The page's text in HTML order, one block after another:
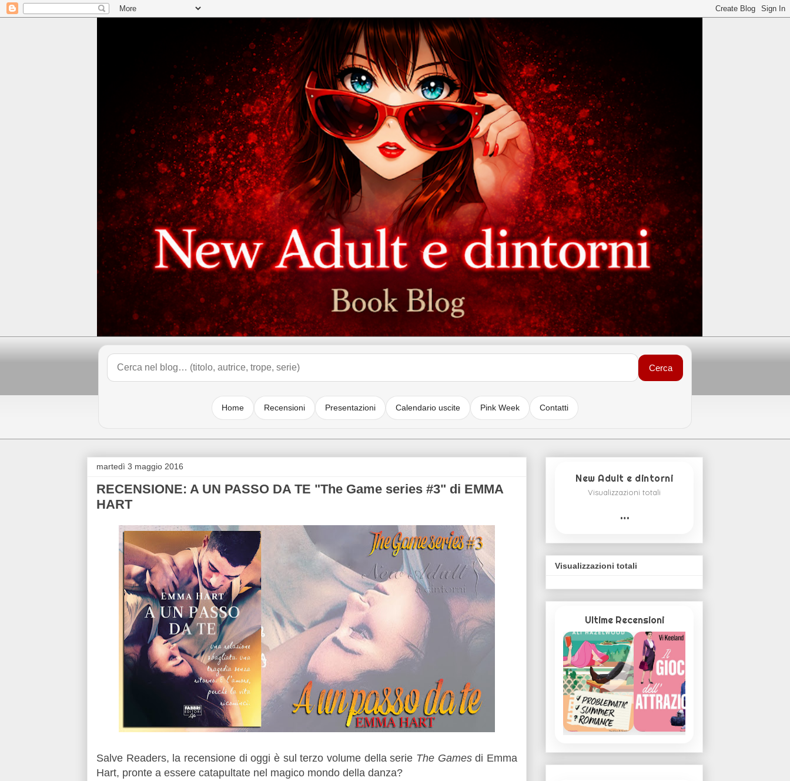
Cerca
Home Recensioni Presentazioni Calendario uscite Pink Week Contatti
martedì 3 maggio 2016
RECENSIONE: A UN PASSO DA TE "The Game series #3" di EMMA
HART
Salve Readers, la recensione di oggi è sul terzo volume della serie The Gamesdi Emma
Hart, pronte a essere catapultate nel magico mondo della danza?
New Adult e dintorni
Visualizzazioni totali
…
Visualizzazioni totali
Ultime Recensioni